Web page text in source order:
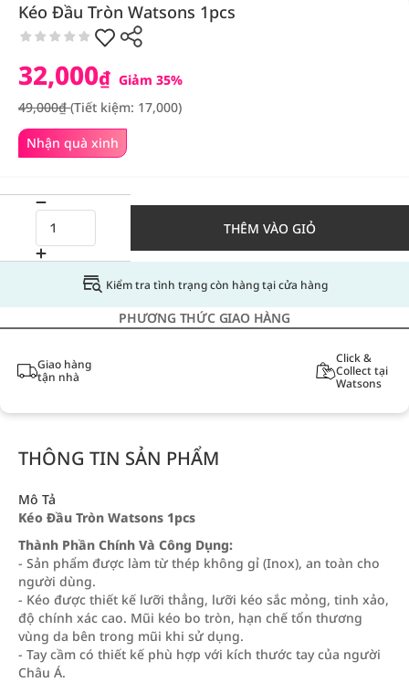
Kéo Đầu Tròn Watsons 1pcs
Nhận quà xinh
32,000₫ Giảm 35%
49,000₫(Tiết kiệm: 17,000)
THÊM VÀO GIỎ
Kiểm tra tình trạng còn hàng tại cửa hàng
PHƯƠNG THỨC GIAO HÀNG
Giao hàng
tận nhà
Click &
Collect tại
Watsons
THÔNG TIN SẢN PHẨM
Mô Tả
Kéo Đầu Tròn Watsons 1pcs
Thành Phần Chính Và Công Dụng:
- Sản phẩm được làm từ thép không gỉ (Inox), an toàn cho
người dùng.
- Kéo được thiết kế lưỡi thẳng, lưỡi kéo sắc mỏng, tinh xảo,
độ chính xác cao. Mũi kéo bo tròn, hạn chế tổn thương
vùng da bên trong mũi khi sử dụng.
- Tay cầm có thiết kế phù hợp với kích thước tay của người
Châu Á.